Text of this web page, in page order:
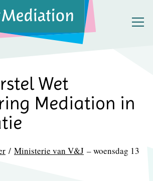
Wet
Mediation in
/ Ministerie van V&J – woensdag 13